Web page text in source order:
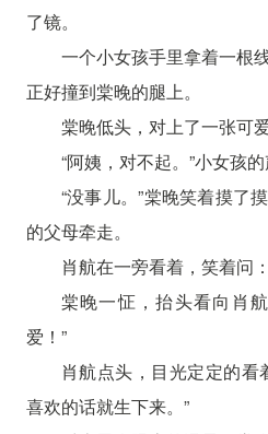
了镜。
一个小女孩手里拿着一根
正好撞到棠晚的腿上。
棠晚低头，对上了一张可
“阿姨，对不起。”小女孩
“没事儿。”棠晚笑着摸了
的父母牵走。
肖航在一旁看着，笑着问
棠晚一怔，抬头看向肖
爱！”
肖航点头，目光定定的看
喜欢的话就生下来。”